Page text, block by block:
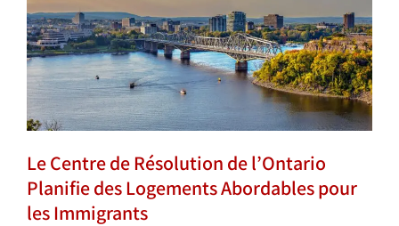
Le Centre de Résolution de l’Ontario
Planifie des Logements Abordables pour
les Immigrants